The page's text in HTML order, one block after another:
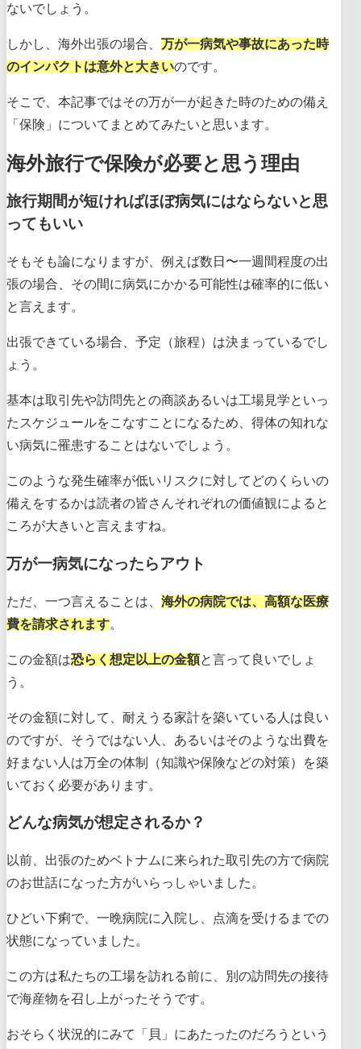
ないでしょう。
しかし、海外出張の場合、 万が一病気や事故にあった時
のインパクトは意外と大きいのです。
そこで、本記事ではその万が一が起きた時のための備え
「保険」についてまとめてみたいと思います。
海外旅行で保険が必要と思う理由
旅行期間が短ければほぼ病気にはならないと思
ってもいい
そもそも論になりますが、例えば数日〜一週間程度の出
張の場合、その間に病気にかかる可能性は確率的に低い
と言えます。
出張できている場合、予定（旅程）は決まっているでし
ょう。
基本は取引先や訪問先との商談あるいは工場見学といっ
たスケジュールをこなすことになるため、得体の知れな
い病気に罹患することはないでしょう。
このような発生確率が低いリスクに対してどのくらいの
備えをするかは読者の皆さんそれぞれの価値観によると
ころが大きいと言えますね。
万が一病気になったらアウト
ただ、一つ言えることは、 海外の病院では、高額な医療
費を請求されます。
この金額は恐らく想定以上の金額と言って良いでしょ
う。
その金額に対して、耐えうる家計を築いている人は良い
のですが、そうではない人、あるいはそのような出費を
好まない人は万全の体制（知識や保険などの対策）を築
いておく必要があります。
どんな病気が想定されるか？
以前、出張のためベトナムに来られた取引先の方で病院
のお世話になった方がいらっしゃいました。
ひどい下痢で、一晩病院に入院し、点滴を受けるまでの
状態になっていました。
この方は私たちの工場を訪れる前に、別の訪問先の接待
で海産物を召し上がったそうです。
おそらく状況的にみて「貝」にあたったのだろうという